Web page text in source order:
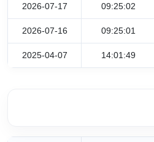
2026-07-17 09:25:02
2026-07-16 09:25:01
2025-04-07 14:01:49